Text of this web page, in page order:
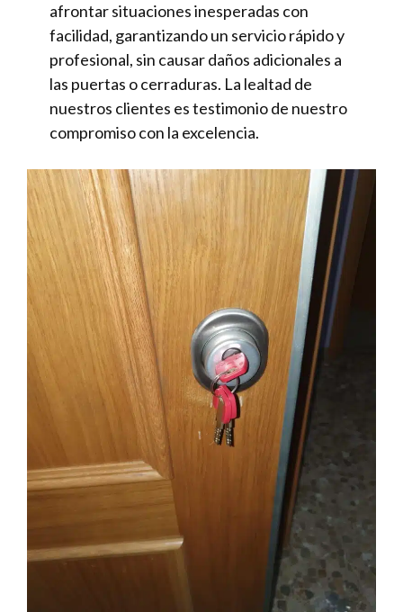
afrontar situaciones inesperadas con
facilidad, garantizando un servicio rápido y
profesional, sin causar daños adicionales a
las puertas o cerraduras. La lealtad de
nuestros clientes es testimonio de nuestro
compromiso con la excelencia.